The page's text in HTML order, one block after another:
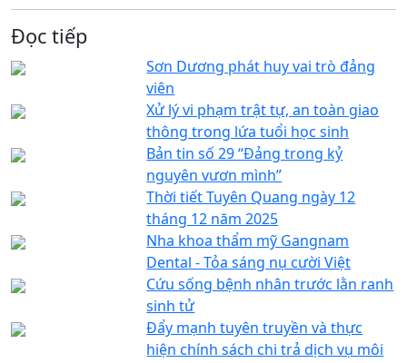
Đọc tiếp
Sơn Dương phát huy vai trò đảng
viên
Xử lý vi phạm trật tự, an toàn giao
thông trong lứa tuổi học sinh
Bản tin số 29 “Đảng trong kỷ
nguyên vươn mình”
Thời tiết Tuyên Quang ngày 12
tháng 12 năm 2025
Nha khoa thẩm mỹ Gangnam
Dental - Tỏa sáng nụ cười Việt
Cứu sống bệnh nhân trước lằn ranh
sinh tử
Đẩy mạnh tuyên truyền và thực
hiện chính sách chi trả dịch vụ môi